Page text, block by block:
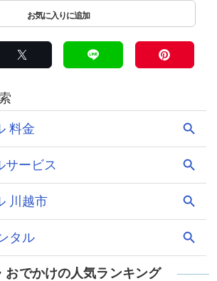
おでかけの人気ランキング